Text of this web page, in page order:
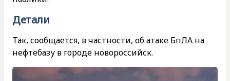
Детали
Так, сообщается, в частности, об атаке БпЛА на
нефтебазу в городе новороссийск.